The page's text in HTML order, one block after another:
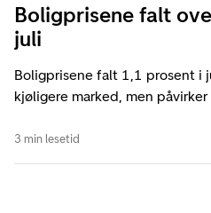
Boligprisene falt
juli
Boligprisene falt 1,1 prosent i
kjøligere marked, men
3 min lesetid